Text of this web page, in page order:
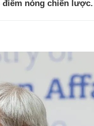
nóng chiến lược.